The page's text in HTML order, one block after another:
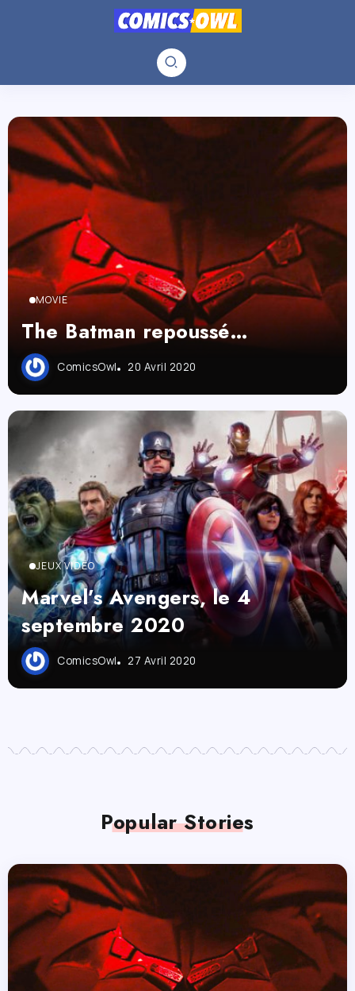
MOVIE
The Batman repoussé…
ComicsOwl 20 Avril 2020
JEUX VIDÉO
Marvel’s Avengers, le 4
septembre 2020
ComicsOwl 27 Avril 2020
Popular Stories